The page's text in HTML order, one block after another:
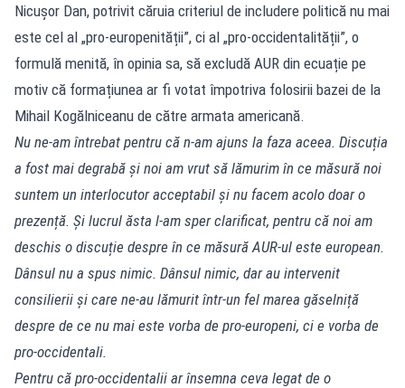
Nicușor Dan, potrivit căruia criteriul de includere politică nu mai
este cel al „pro-europenității”, ci al „pro-occidentalității”, o
formulă menită, în opinia sa, să excludă AUR din ecuație pe
motiv că formațiunea ar fi votat împotriva folosirii bazei de la
Mihail Kogălniceanu de către armata americană.
Nu ne-am întrebat pentru că n-am ajuns la faza aceea. Discuția
a fost mai degrabă și noi am vrut să lămurim în ce măsură noi
suntem un interlocutor acceptabil și nu facem acolo doar o
prezență. Și lucrul ăsta l-am sper clarificat, pentru că noi am
deschis o discuție despre în ce măsură AUR-ul este european.
Dânsul nu a spus nimic. Dânsul nimic, dar au intervenit
consilierii și care ne-au lămurit într-un fel marea găselniță
despre de ce nu mai este vorba de pro-europeni, ci e vorba de
pro-occidentali.
Pentru că pro-occidentalii ar însemna ceva legat de o